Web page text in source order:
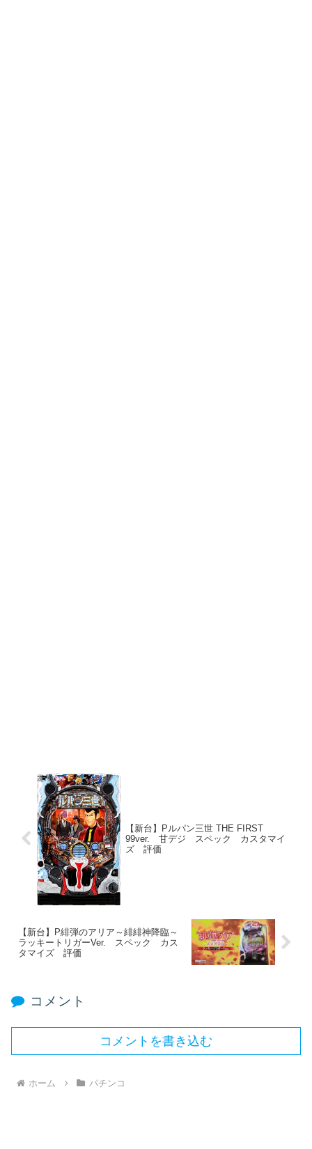
【新台】Pルパン三世 THE FIRST
99ver. 甘デジ スペック カスタマイ
ズ 評価
【新台】P緋弾のアリア～緋緋神降臨～
ラッキートリガーVer. スペック カス
タマイズ 評価
コメント
コメントを書き込む
ホーム パチンコ